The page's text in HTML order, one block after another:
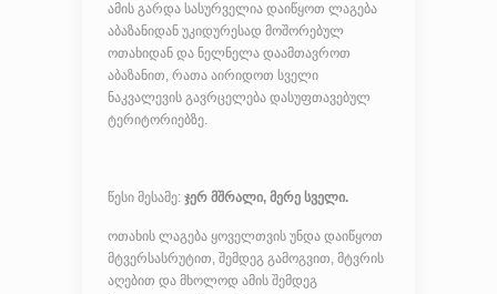
ამის გარდა სასურველია დაიწყოთ ლაგება
აბაზანიდან უკიდურესად მოშორებულ
ოთახიდან და ნელნელა დაამთავროთ
აბაზანით, რათა აირიდოთ სველი
ნაკვალევის გავრცელება დასუფთავებულ
ტერიტორიებზე.
წესი მესამე: ჯერ მშრალი, მერე სველი.
ოთახის ლაგება ყოველთვის უნდა დაიწყოთ
მტვერსასრუტით, შემდეგ გამოგვით, მტვრის
აღებით და მხოლოდ ამის შემდეგ